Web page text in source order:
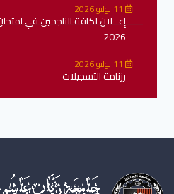
11 يوليو 2026
إعــلان لكافة الناجحين في
2026
رزنامة التسجيلات